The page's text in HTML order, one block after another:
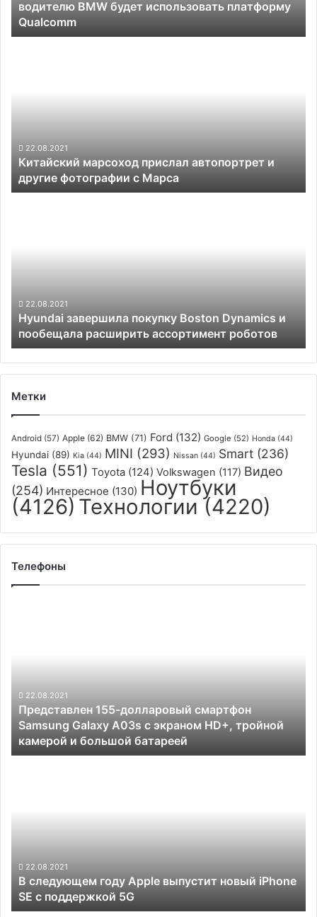
использовать
платформу
Qualcomm
водителю BMW будет использовать платформу
Qualcomm
Марса
22.08.2021
Китайский марсоход прислал автопортрет и
другие фотографии с Марса
расширить
ассортимент
роботов
22.08.2021
Hyundai завершила покупку Boston Dynamics и
пообещала расширить ассортимент роботов
Метки
Android (57) Apple (62) BMW (71) Ford (132) Google (52) Honda (44)
Hyundai (89) Kia (44) MINI (293) Nissan (44) Smart (236)
Tesla (551) Toyota (124) Volkswagen (117) Видео
(254) Интересное (130) Ноутбуки
(4126) Технологии (4220)
Телефоны
A03s
экраном
HD+,
тройной
22.08.2021
Представлен 155-долларовый смартфон
Samsung Galaxy A03s с экраном HD+, тройной
камерой и большой батареей
SE
поддержкой
5G
22.08.2021
В следующем году Apple выпустит новый iPhone
SE с поддержкой 5G